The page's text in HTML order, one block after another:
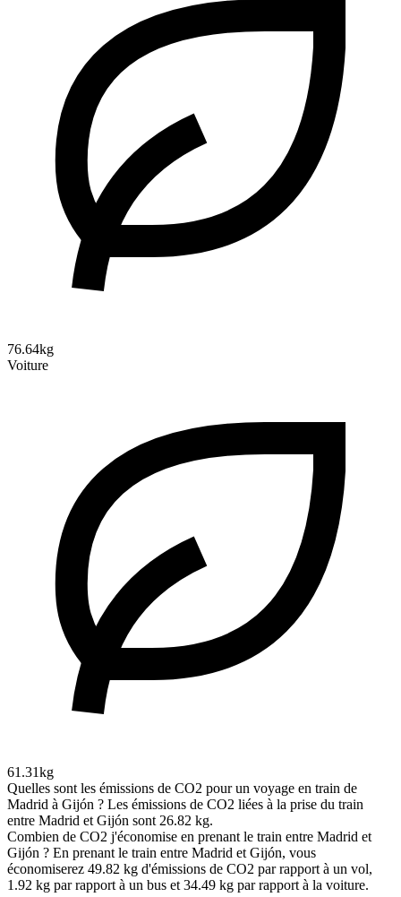
76.64kg
Voiture
61.31kg
Quelles sont les émissions de CO2 pour un voyage en train de
Madrid à Gijón ? Les émissions de CO2 liées à la prise du train
entre Madrid et Gijón sont 26.82 kg.
Combien de CO2 j'économise en prenant le train entre Madrid et
Gijón ? En prenant le train entre Madrid et Gijón, vous
économiserez 49.82 kg d'émissions de CO2 par rapport à un vol,
1.92 kg par rapport à un bus et 34.49 kg par rapport à la voiture.